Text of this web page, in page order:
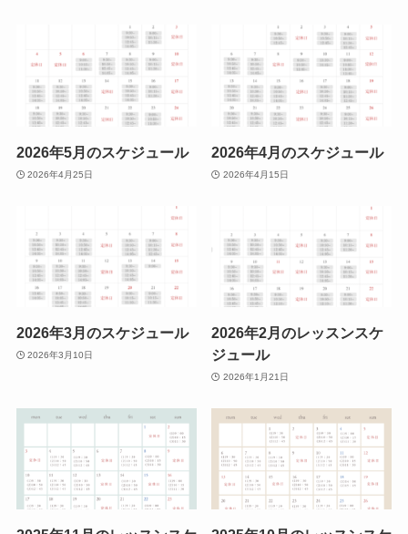
2026年5月のスケジュール
2026年4月25日
2026年4月のスケジュール
2026年4月15日
2026年3月のスケジュール
2026年3月10日
2026年2月のレッスンスケ
ジュール
2026年1月21日